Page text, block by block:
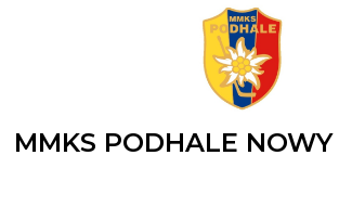
MMKS PODHALE NOWY